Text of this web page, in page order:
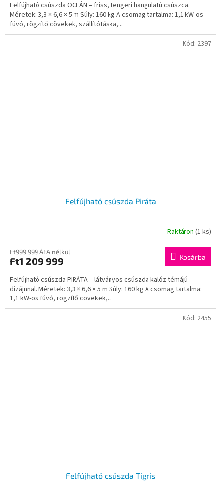
Felfújható csúszda OCEÁN – friss, tengeri hangulatú csúszda.
Méretek: 3,3 × 6,6 × 5 m Súly: 160 kg A csomag tartalma: 1,1 kW-os
fúvó, rögzítő cövekek, szállítótáska,...
Felfújható csúszda Piráta
Raktáron (1 ks)
Ft999 999 ÁFA nélkül
Ft1 209 999 Kosárba
Felfújható csúszda PIRÁTA – látványos csúszda kalóz témájú
dizájnnal. Méretek: 3,3 × 6,6 × 5 m Súly: 160 kg A csomag tartalma:
1,1 kW-os fúvó, rögzítő cövekek,...
Kód: 2397
Felfújható csúszda Tigris
Kód: 2455